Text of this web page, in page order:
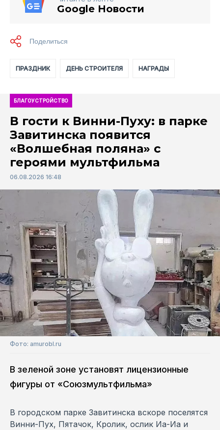
Google Новости
ПРАЗДНИК ДЕНЬ СТРОИТЕЛЯ НАГРАДЫ
БЛАГОУСТРОЙСТВО
В гости к Винни-Пуху: в парке
Завитинска появится
«Волшебная поляна» с
героями мультфильма
06.08.2026 16:48
Фото: amurobl.ru
В зеленой зоне установят лицензионные
фигуры от «Союзмультфильма»
В городском парке Завитинска вскоре поселятся
Винни-Пух, Пятачок, Кролик, ослик Иа-Иа и